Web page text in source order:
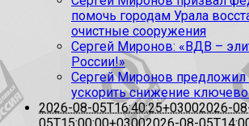
помочь городам Урала
очистные сооружения
Сергей Миронов: «ВДВ –
России!»
Сергей Миронов предложил
ускорить снижение
2026-08-05T16:40:25+03002026-